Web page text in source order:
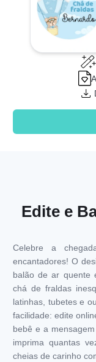
Edite e
Celebre a
encantadores! O
balão de ar quente
chá de fraldas
latinhas, tubetes e
facilidade: edite
bebê e a
imprima quantas
cheias de carinho